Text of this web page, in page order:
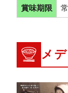
賞味期限
メ